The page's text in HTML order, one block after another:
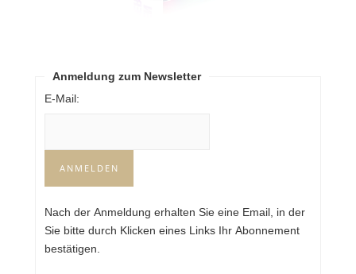
Anmeldung zum Newsletter
E-Mail:
Nach der Anmeldung erhalten Sie eine Email, in der
Sie bitte durch Klicken eines Links Ihr Abonnement
bestätigen.